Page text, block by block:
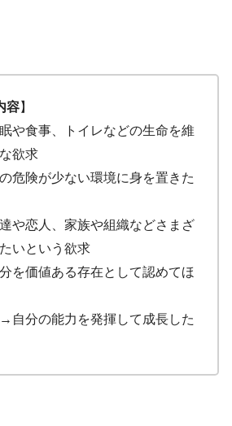
容】
や食事、トイレなどの生命を維
欲求
危険が少ない環境に身を置きた
や恋人、家族や組織などさまざ
いという欲求
を価値ある存在として認めてほ
→自分の能力を発揮して成長した